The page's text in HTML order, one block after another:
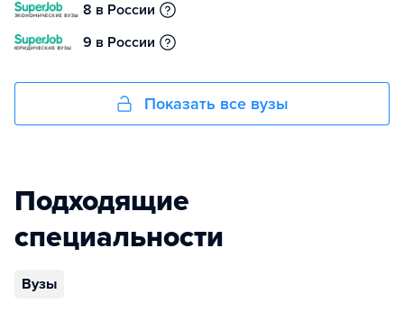
8 в России
9 в России
Показать все вузы
Подходящие
специальности
Вузы